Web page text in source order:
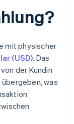
mit physischer
(USD). Das
der Kundin
was